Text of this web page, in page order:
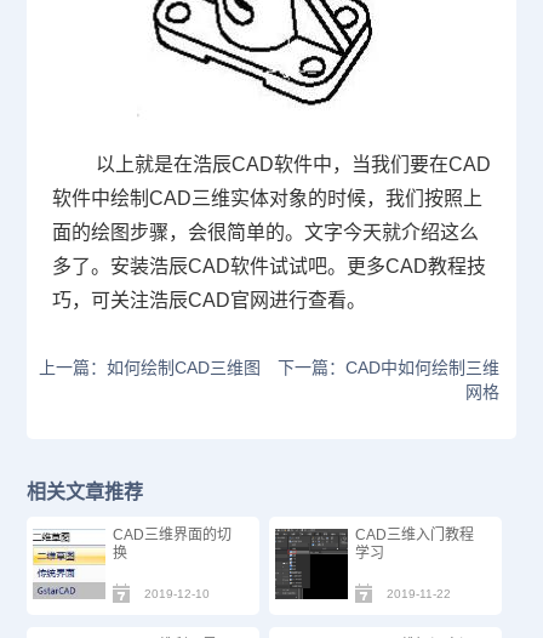
以上就是在浩辰CAD软件中，当我们要在CAD
软件中绘制 CAD三维实体对象的时候，我们按照上
面的绘图步骤，会很简单的。文字今天就介绍这么
多了。安装浩辰CAD软件试试吧。更多CAD教程技
巧，可关注浩辰CAD官网进行查看。
上一篇：如何绘制CAD三维图
下一篇：CAD中如何绘制三维
网格
相关文章推荐
CAD三维界面的切
换
2019-12-10
CAD三维入门教程
学习
2019-11-22